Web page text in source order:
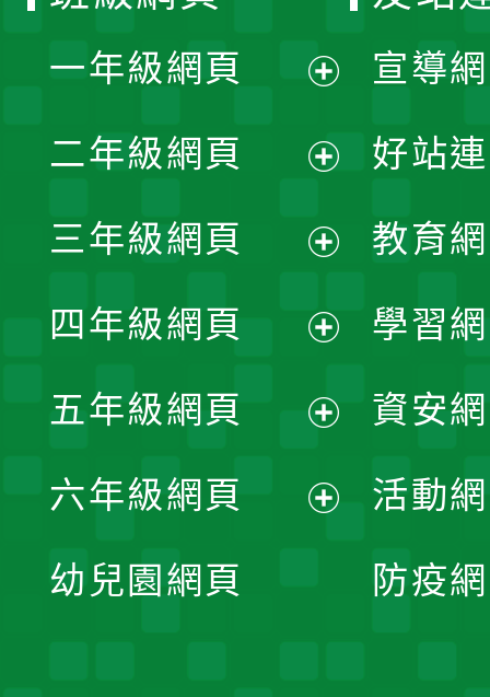
一年級網頁
開
選
單
二年級網頁
開
選
單
三年級網頁
開
選
單
四年級網頁
開
選
五年級網頁
開
六年級網頁
幼兒園網頁
宣導
好站
教育
學習
資安
活動
防疫